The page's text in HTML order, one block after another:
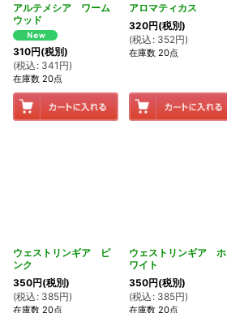
アルテメシア ワーム
ウッド
310円(税別)
(税込 : 341 円)
在庫数 20点
アロマティカス
320円(税別)
(税込 : 352円)
在庫数 20点
ウェストリンギア ピ
ンク
350円(税別)
(税込 : 385円)
在庫数 20点
ウェストリンギア ホ
ワイト
350円(税別)
(税込 : 385円)
在庫数 20点